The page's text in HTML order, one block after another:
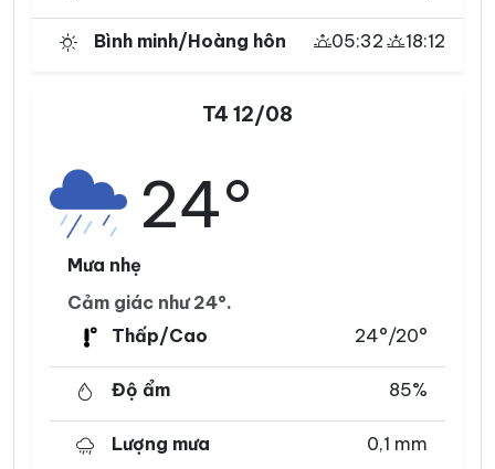
Bình minh/Hoàng hôn 05:32 18:12
T4 12/08
24°
Mưa nhẹ
Cảm giác như 24°.
Thấp/Cao
24°/20°
Độ ẩm 85%
Lượng mưa 0,1 mm